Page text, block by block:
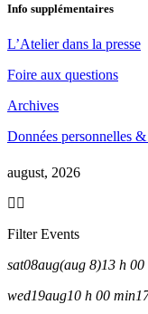
Info supplémentaires
L’Atelier dans la presse
Foire aux questions
Archives
Données personnelles
august, 2026
Filter Events
sat08aug(aug 8)13 h
wed19aug10 h 00 min